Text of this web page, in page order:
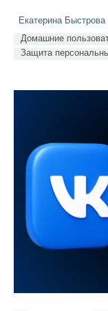
Екатерина Быстрова
Домашние
Защита